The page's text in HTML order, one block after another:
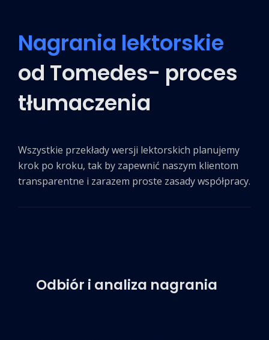
Nagrania lektorskie
od Tomedes- proces
tłumaczenia
Wszystkie przekłady wersji lektorskich planujemy
krok po kroku, tak by zapewnić naszym klientom
transparentne i zarazem proste zasady współpracy.
Odbiór i analiza nagrania